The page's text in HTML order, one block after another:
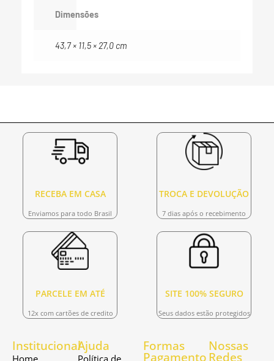
Dimensões
43,7 × 11,5 × 27,0 cm
RECEBA EM CASA
Enviamos para todo Brasil
TROCA E DEVOLUÇÃO
7 dias após o recebimento
PARCELE EM ATÉ
12x com cartões de credito
SITE 100% SEGURO
Seus dados estão protegidos
Institucional
Home
Ajuda
Política de
Formas
Pagamento
Nossas
Redes